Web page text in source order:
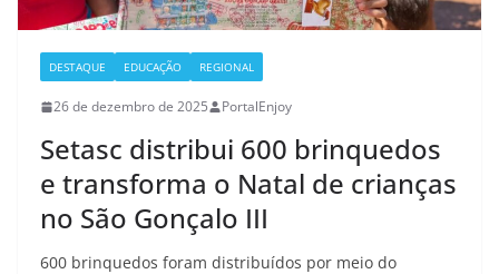
DESTAQUE EDUCAÇÃO REGIONAL
26 de dezembro de 2025 PortalEnjoy
Setasc distribui 600 brinquedos
e transforma o Natal de crianças
no São Gonçalo III
600 brinquedos foram distribuídos por meio do